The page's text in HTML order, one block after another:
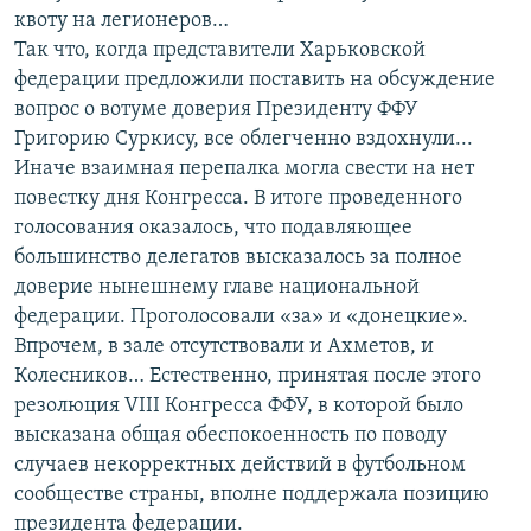
квоту на легионеров…
Так что, когда представители Харьковской
федерации предложили поставить на обсуждение
вопрос о вотуме доверия Президенту ФФУ
Григорию Суркису, все облегченно вздохнули...
Иначе взаимная перепалка могла свести на нет
повестку дня Конгресса. В итоге проведенного
голосования оказалось, что подавляющее
большинство делегатов высказалось за полное
доверие нынешнему главе национальной
федерации. Проголосовали «за» и «донецкие».
Впрочем, в зале отсутствовали и Ахметов, и
Колесников… Естественно, принятая после этого
резолюция VІІІ Конгресса ФФУ, в которой было
высказана общая обеспокоенность по поводу
случаев некорректных действий в футбольном
сообществе страны, вполне поддержала позицию
президента федерации.